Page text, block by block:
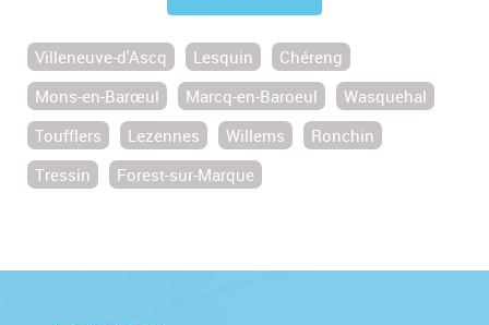
Villeneuve-d'Ascq Lesquin
Chéreng
Mons-en-Barœul
Marcq-en-Baroeul
Wasquehal
Toufflers
Lezennes Willems
Ronchin
Tressin
Forest-sur-Marque